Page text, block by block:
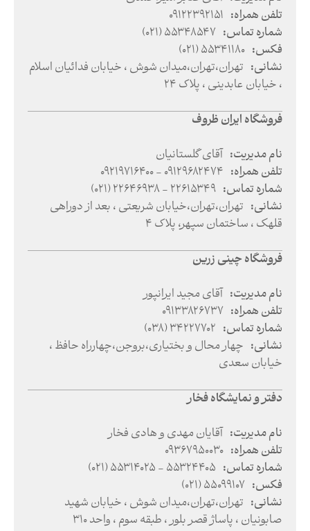
تلفن همراه:
09122392151
شماره تماس:
(021) 55348547
فکس:
(021) 55341180
نشانی: تهران،تهران،میدان شوش ، خیابان فدائیان اسلام
، خیابان عابدینی ، پلاک 24
فروشگاه ایران ظروف
نام مدیریت: آقای گلستانیان
تلفن همراه:
09219716400 - 09129682474
شماره تماس:
(021) 22646938 - 22615349
نشانی: تهران،تهران،خیابان شریعتی ، بعد از دوراهی
قلهک ، ساختمان سپهر، پلاک 4
فروشگاه چینی زرین
نام مدیریت: آقای مجید ایرانپور
تلفن همراه:
09133826737
شماره تماس:
(038) 34227702
نشانی: چهار محال و بختیاری،بروجن،چهارراه حافظ ،
خیابان سعدی
دفتر و نمایشگاه فخار
نام مدیریت: آقایان مهدی و هادی فخار
تلفن همراه:
09367950030
شماره تماس:
(021) 55314025 - 55324405
فکس:
(021) 55099107
نشانی: تهران،تهران،میدان شوش ، خیابان شهید
صابونیان ، پاساژ قصر بلور ، طبقه سوم ، واحد 310